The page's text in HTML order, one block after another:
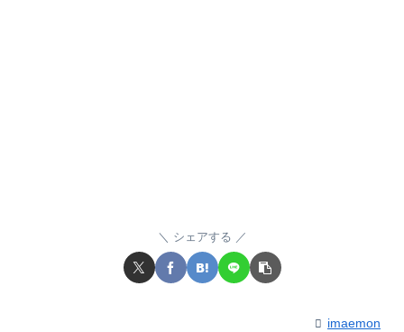
シェアする
imaemon